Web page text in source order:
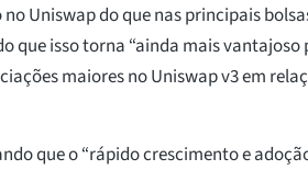
Uniswap do que nas principais
que isso torna “ainda mais vantajoso
maiores no Uniswap v3 em
que o “rápido crescimento e